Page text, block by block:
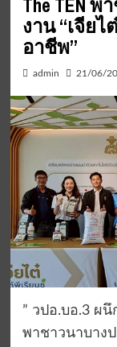
งาน “เจีย
อาชีพ”
admin 21/06/
” วปอ.บอ.3 ผนึ
พาชาวนาบาง